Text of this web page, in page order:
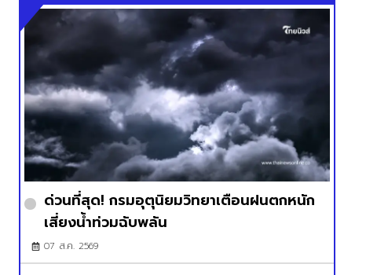
ด่วนที่สุด! กรมอุตุนิยมวิทยาเตือนฝนตกหนัก
เสี่ยงน้ำท่วมฉับพลัน
07 ส.ค. 2569